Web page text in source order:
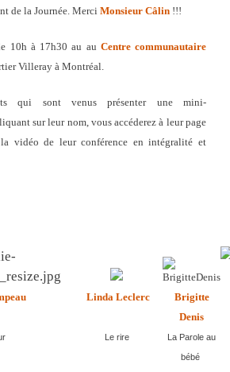
de la Journée. MerciMonsieur Câlin !!!
10h à 17h30 au au Centre communautaire
Villeray à Montréal.
qui sont venus présenter une mini-
sur leur nom, vous accéderez à leur page
vidéo de leur conférence en intégralité et
Linda Leclerc
Brigitte
Denis
Le rire La Parole au
bébé